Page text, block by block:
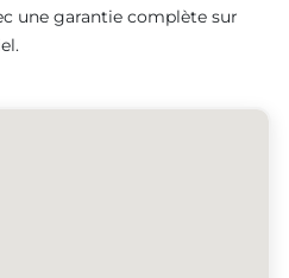
une garantie complète sur